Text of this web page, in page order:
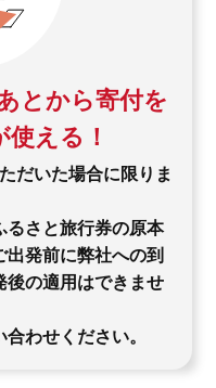
とから寄付を
える！
だいた場合に限りま
さと旅行券の原本
発前に弊社への到
後の適用はできませ
わせください。